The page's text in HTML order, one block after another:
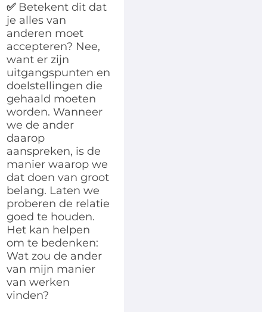
✅ Betekent dit dat
je alles van
anderen moet
accepteren? Nee,
want er zijn
uitgangspunten en
doelstellingen die
gehaald moeten
worden. Wanneer
we de ander
daarop
aanspreken, is de
manier waarop we
dat doen van groot
belang. Laten we
proberen de relatie
goed te houden.
Het kan helpen
om te bedenken:
Wat zou de ander
van mijn manier
van werken
vinden?